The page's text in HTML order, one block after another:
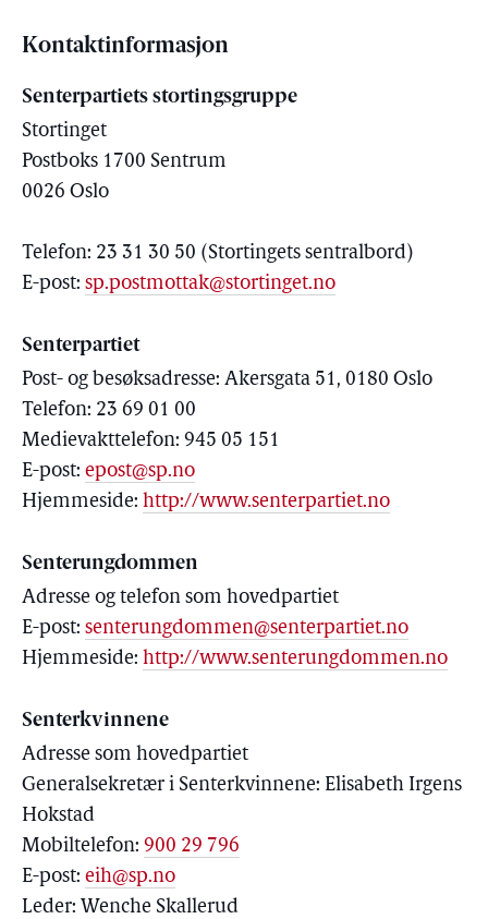
Kontaktinformasjon
Senterpartiets stortingsgruppe
Stortinget
Postboks 1700 Sentrum
0026 Oslo
Telefon: 23 31 30 50 (Stortingets sentralbord)
E-post: sp.postmottak@stortinget.no
Senterpartiet
Post- og besøksadresse: Akersgata 51, 0180 Oslo
Telefon: 23 69 01 00
Medievakttelefon: 945 05 151
E-post: epost@sp.no
Hjemmeside: http://www.senterpartiet.no
Senterungdommen
Adresse og telefon som hovedpartiet
E-post: senterungdommen@senterpartiet.no
Hjemmeside: http://www.senterungdommen.no
Senterkvinnene
Adresse som hovedpartiet
Generalsekretær i Senterkvinnene: Elisabeth Irgens
Hokstad
Mobiltelefon: 900 29 796
E-post: eih@sp.no
Leder: Wenche Skallerud